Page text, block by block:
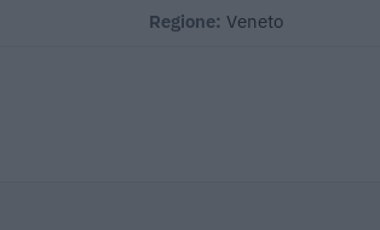
Regione: Veneto